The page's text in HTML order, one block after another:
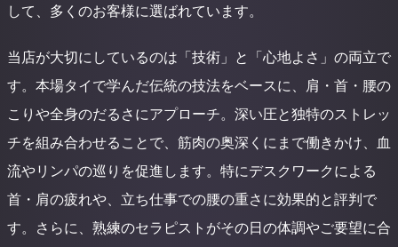
して、多くのお客様に選ばれています。
当店が大切にしているのは「技術」と「心地よさ」の両立で
す。本場タイで学んだ伝統の技法をベースに、肩・首・腰の
こりや全身のだるさにアプローチ。深い圧と独特のストレッ
チを組み合わせることで、筋肉の奥深くにまで働きかけ、血
流やリンパの巡りを促進します。特にデスクワークによる
首・肩の疲れや、立ち仕事での腰の重さに効果的と評判で
す。さらに、熟練のセラピストがその日の体調やご要望に合